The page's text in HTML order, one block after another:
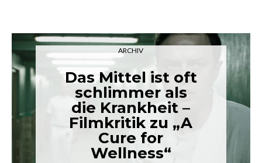
ARCHIV
Das Mittel ist oft
schlimmer als
die Krankheit –
Filmkritik zu „A
Cure for
Wellness“